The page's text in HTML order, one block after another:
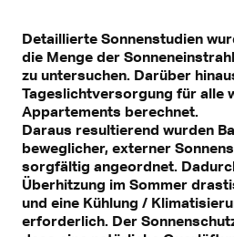
Detaillierte Sonnenstudien
die Menge der
zu untersuchen. Darüber
Tageslichtversorgung für alle
Appartements berechnet.
Daraus resultierend wurden
beweglicher, externer
sorgfältig angeordnet.
Überhitzung im Sommer
und eine Kühlung /
erforderlich. Der